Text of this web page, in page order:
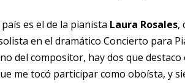
es el de la pianista Laura Rosales,
en el dramático Concierto para
del compositor, hay dos que destaco
me tocó participar como oboísta, y